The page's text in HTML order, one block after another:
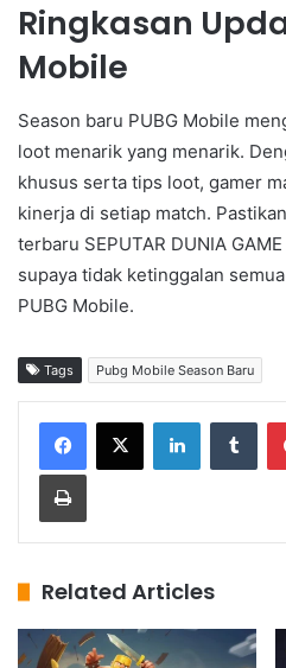
Ringkasan
Mobile
Season baru PUBG Mobile
loot menarik yang menarik.
khusus serta tips loot, gamer
kinerja di setiap match.
terbaru SEPUTAR DUNIA
supaya tidak ketinggalan
PUBG Mobile.
Tags Pubg Mobile Season Baru
Related Articles